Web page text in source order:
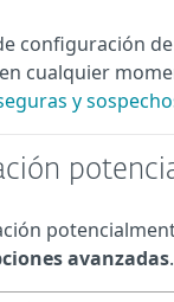
configuración
cualquier
y
avanzadas.